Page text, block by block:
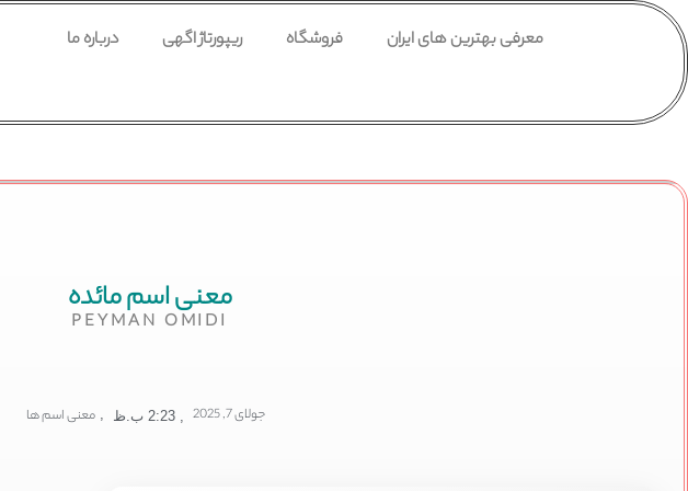
معرفی بهترین های ایران فروشگاه ریپورتاژ اگهی درباره ما
معنی اسم مائده
PEYMAN OMIDI
جولای 7, 2025 2:23 ب.ظ , معنی اسم ها